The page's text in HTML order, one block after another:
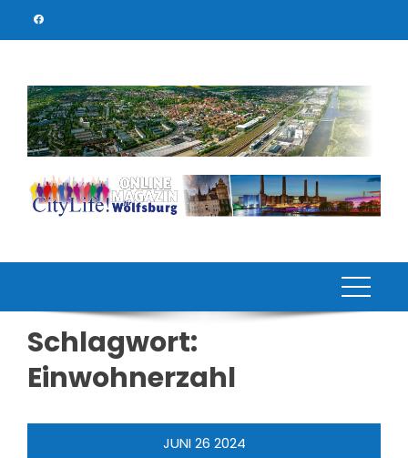
Schlagwort:
Einwohnerzahl
JUNI 26 2024